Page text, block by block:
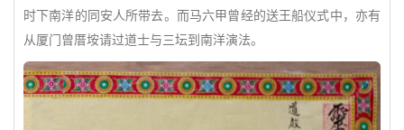
时下南洋的同安人所带去。而马六甲曾经的送王船仪式中，亦有
从厦门曾厝垵请过道士与三坛到南洋演法。